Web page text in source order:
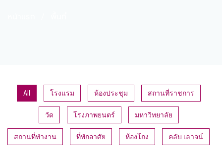
All โรงแรม ห้องประชุม สถานที่ราชการ
วัด โรงภาพยนตร์ มหาวิทยาลัย
สถานที่ทำงาน ที่พักอาศัย ห้องโถง คลับ เลาจน์